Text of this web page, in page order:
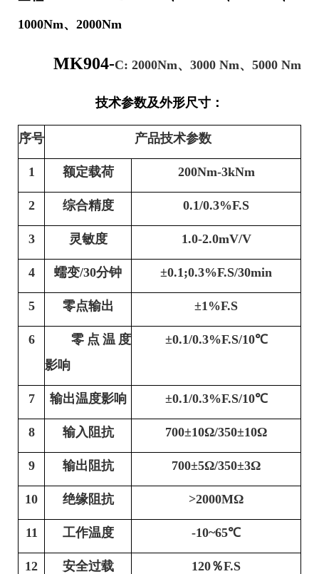
1000Nm、 2000Nm
MK904-C: 2000Nm、 3000 Nm、 5000 Nm
技术参数及外形尺寸：
序号 产品技术参数
1 额定载荷 200Nm-3kNm
2 综合精度 0.1/0.3%F.S
3 灵敏度 1.0-2.0mV/V
4 蠕变/30分钟 ±0.1;0.3%F.S/30min
5 零点输出 ±1%F.S
6
零点温度
影响
±0.1/0.3%F.S/10℃
7 输出温度影响 ±0.1/0.3%F.S/10℃
8 输入阻抗 700±10Ω/350±10Ω
9 输出阻抗 700±5Ω/350±3Ω
10 绝缘阻抗 >2000MΩ
11 工作温度 -10~65℃
12 安全过载 120％F.S